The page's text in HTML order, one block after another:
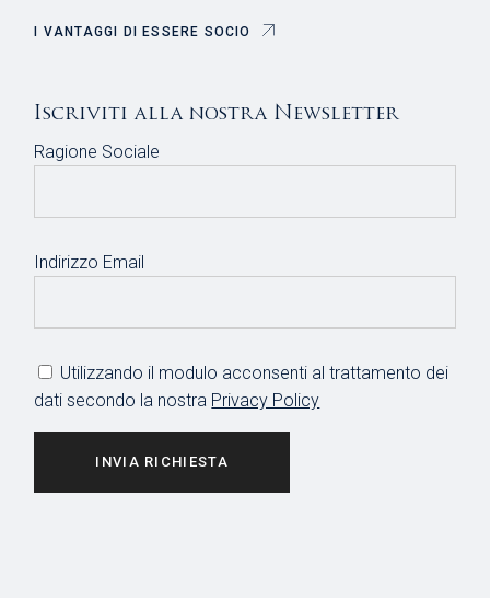
I VANTAGGI DI ESSERE SOCIO
Iscriviti alla nostra Newsletter
Ragione Sociale
Indirizzo Email
Utilizzando il modulo acconsenti al trattamento dei
dati secondo la nostra Privacy Policy
INVIA RICHIESTA